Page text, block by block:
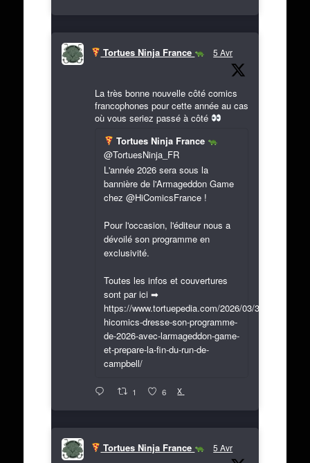
Tortues Ninja France 5 Avr
La très bonne nouvelle côté comics
francophones pour cette année au cas
où vous seriez passé à côté
Tortues Ninja France
@TortuesNinja_FR
L'année 2026 sera sous la
bannière de l'Armageddon Game
chez @HiComicsFrance !
Pour l'occasion, l'éditeur nous a
dévoilé son programme en
exclusivité.
Toutes les infos et couvertures
sont par ici ➡
https://www.tortuepedia.com/2026/03/31/exclusif-
hicomics-dresse-son-programme-
de-2026-avec-larmageddon-game-
et-prepare-la-fin-du-run-de-
campbell/
1 6 X
Tortues Ninja France 5 Avr